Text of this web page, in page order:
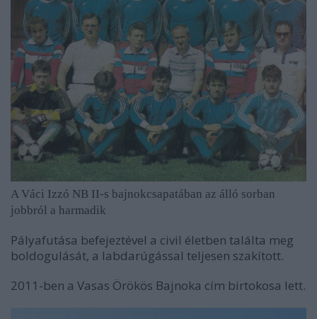
A Váci Izzó NB II-s bajnokcsapatában az álló sorban
jobbról a harmadik
Pályafutása befejeztével a civil életben találta meg
boldogulását, a labdarúgással teljesen szakított.
2011-ben a Vasas Örökös Bajnoka cím birtokosa lett.